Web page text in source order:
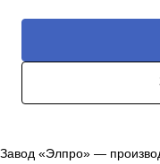
Завод «Элпро» —